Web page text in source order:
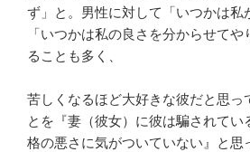
ず」と。男性に対して「いつかは私
「いつかは私の良さを分からせて
ることも多く、
苦しくなるほど大好きな彼だと思っ
とを『妻（彼女）に彼は騙されてい
格の悪さに気がついていない』と思